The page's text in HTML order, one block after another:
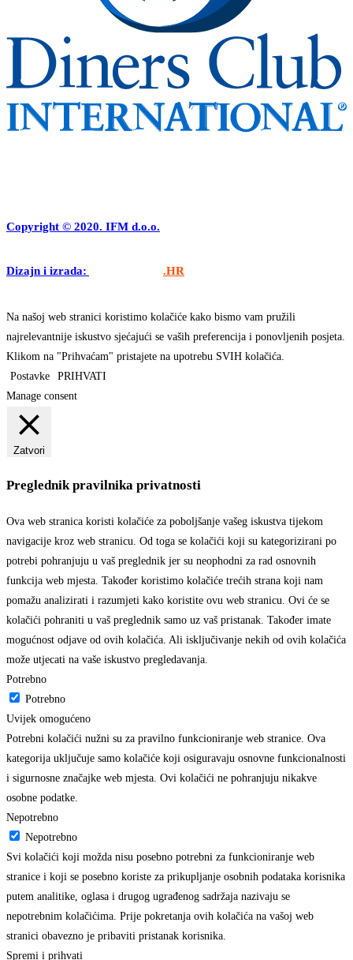
Copyright © 2020. IFM d.o.o.
Dizajn i izrada: .HR
Na našoj web stranici koristimo kolačiće kako bismo vam pružili
najrelevantnije iskustvo sjećajući se vaših preferencija i ponovljenih posjeta.
Klikom na "Prihvaćam" pristajete na upotrebu SVIH kolačića.
Postavke
PRIHVATI
Manage consent
Zatvori
Preglednik pravilnika privatnosti
Ova web stranica koristi kolačiće za poboljšanje vašeg iskustva tijekom
navigacije kroz web stranicu. Od toga se kolačići koji su kategorizirani po
potrebi pohranjuju u vaš preglednik jer su neophodni za rad osnovnih
funkcija web mjesta. Također koristimo kolačiće trećih strana koji nam
pomažu analizirati i razumjeti kako koristite ovu web stranicu. Ovi će se
kolačići pohraniti u vaš preglednik samo uz vaš pristanak. Također imate
mogućnost odjave od ovih kolačića. Ali isključivanje nekih od ovih kolačića
može utjecati na vaše iskustvo pregledavanja.
Potrebno
Potrebno
Uvijek omogućeno
Potrebni kolačići nužni su za pravilno funkcioniranje web stranice. Ova
kategorija uključuje samo kolačiće koji osiguravaju osnovne funkcionalnosti
i sigurnosne značajke web mjesta. Ovi kolačići ne pohranjuju nikakve
osobne podatke.
Nepotrebno
Nepotrebno
Svi kolačići koji možda nisu posebno potrebni za funkcioniranje web
stranice i koji se posebno koriste za prikupljanje osobnih podataka korisnika
putem analitike, oglasa i drugog ugrađenog sadržaja nazivaju se
nepotrebnim kolačićima. Prije pokretanja ovih kolačića na vašoj web
stranici obavezno je pribaviti pristanak korisnika.
Spremi i prihvati